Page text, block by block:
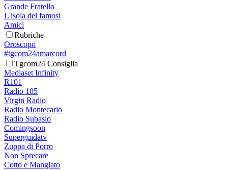
Grande Fratello
L'isola dei famosi
Amici
Rubriche
Oroscopo
#tgcom24amarcord
Tgcom24 Consiglia
Mediaset Infinity
R101
Radio 105
Virgin Radio
Radio Montecarlo
Radio Subasio
Comingsoon
Superguidatv
Zuppa di Porro
Non Sprecare
Cotto e Mangiato